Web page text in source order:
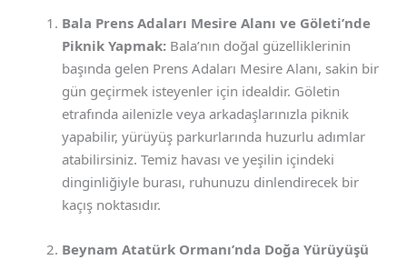
Bala Prens Adaları Mesire Alanı ve Göleti’nde
Piknik Yapmak: Bala’nın doğal güzelliklerinin
başında gelen Prens Adaları Mesire Alanı, sakin bir
gün geçirmek isteyenler için idealdir. Göletin
etrafında ailenizle veya arkadaşlarınızla piknik
yapabilir, yürüyüş parkurlarında huzurlu adımlar
atabilirsiniz. Temiz havası ve yeşilin içindeki
dinginliğiyle burası, ruhunuzu dinlendirecek bir
kaçış noktasıdır.
Beynam Atatürk Ormanı’nda Doğa Yürüyüşü